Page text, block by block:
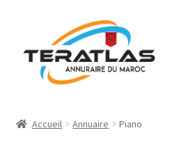
navigation
contenu
Accueil Annuaire Piano